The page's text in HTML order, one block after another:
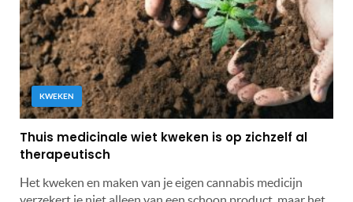
KWEKEN
Thuis medicinale wiet kweken is op zichzelf al
therapeutisch
Het kweken en maken van je eigen cannabis medicijn